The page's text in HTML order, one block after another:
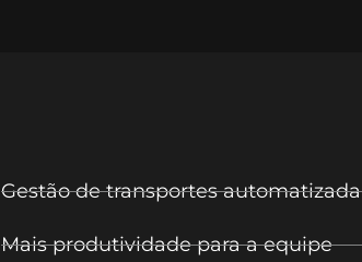
Gestão de transportes automatizada
Mais produtividade para a equipe